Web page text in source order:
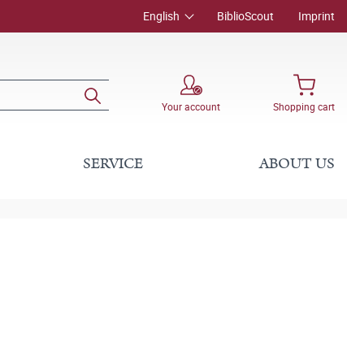
English BiblioScout Imprint
Your account Shopping cart
SERVICE ABOUT US